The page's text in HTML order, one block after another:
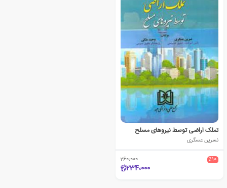
تملک اراضی توسط نیروهای مسلح
نسرین عسگری
٪10 260،000
234،000